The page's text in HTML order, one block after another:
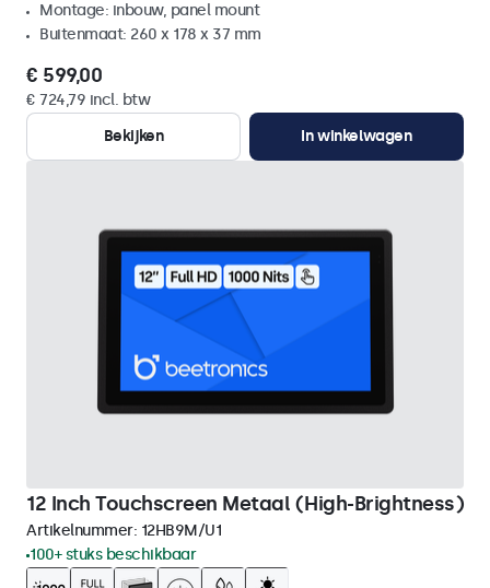
Montage: inbouw, panel mount
Buitenmaat: 260 x 178 x 37 mm
€ 599,00
€ 724,79 incl. btw
Bekijken
In winkelwagen
12 Inch Touchscreen Metaal (High-Brightness)
Artikelnummer: 12HB9M/U1
100+ stuks beschikbaar